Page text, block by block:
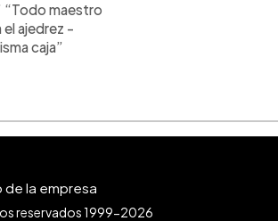
“Todo maestro
el ajedrez -
caja”
reservados 1999-2026